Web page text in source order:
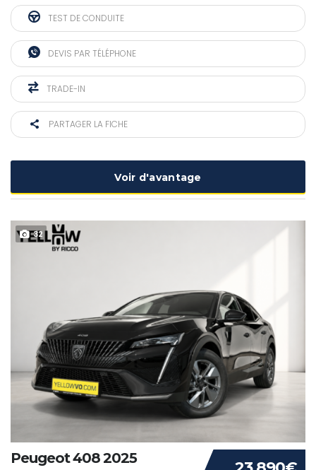
TEST DE CONDUITE
DEVIS PAR TÉLÉPHONE
TRADE-IN
PARTAGER LA FICHE
Voir d'avantage
32
Peugeot 408 2025